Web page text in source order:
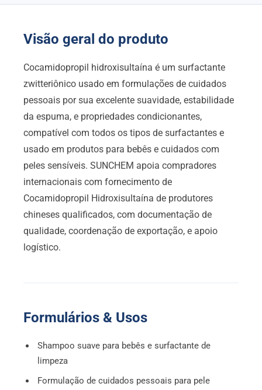
Visão geral do produto
Cocamidopropil hidroxisultaína é um surfactante
zwitteriônico usado em formulações de cuidados
pessoais por sua excelente suavidade, estabilidade
da espuma, e propriedades condicionantes,
compatível com todos os tipos de surfactantes e
usado em produtos para bebês e cuidados com
peles sensíveis. SUNCHEM apoia compradores
internacionais com fornecimento de
Cocamidopropil Hidroxisultaína de produtores
chineses qualificados, com documentação de
qualidade, coordenação de exportação, e apoio
logístico.
Formulários & Usos
Shampoo suave para bebês e surfactante de
limpeza
Formulação de cuidados pessoais para pele